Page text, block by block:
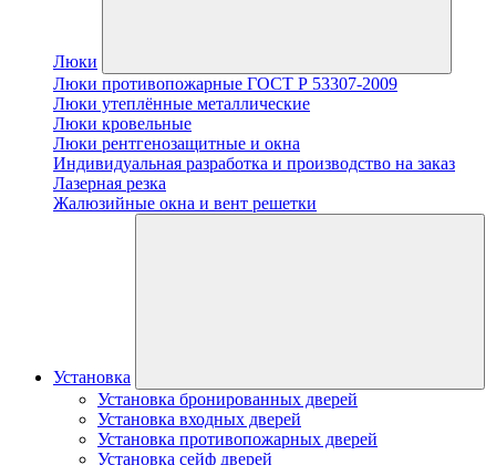
Люки
Люки противопожарные ГОСТ Р 53307-2009
Люки утеплённые металлические
Люки кровельные
Люки рентгенозащитные и окна
Индивидуальная разработка и производство на заказ
Лазерная резка
Жалюзийные окна и вент решетки
Установка
Установка бронированных дверей
Установка входных дверей
Установка противопожарных дверей
Установка сейф дверей